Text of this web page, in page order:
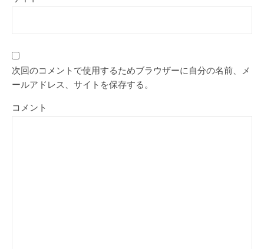
次回のコメントで使用するためブラウザーに自分の名前、メ
ールアドレス、サイトを保存する。
コメント